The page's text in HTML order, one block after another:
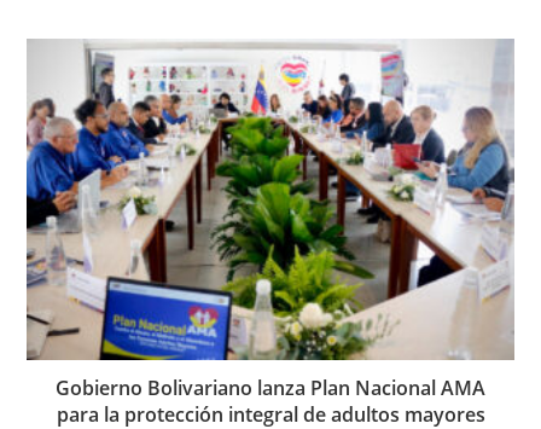
Gobierno Bolivariano lanza Plan Nacional AMA
para la protección integral de adultos mayores